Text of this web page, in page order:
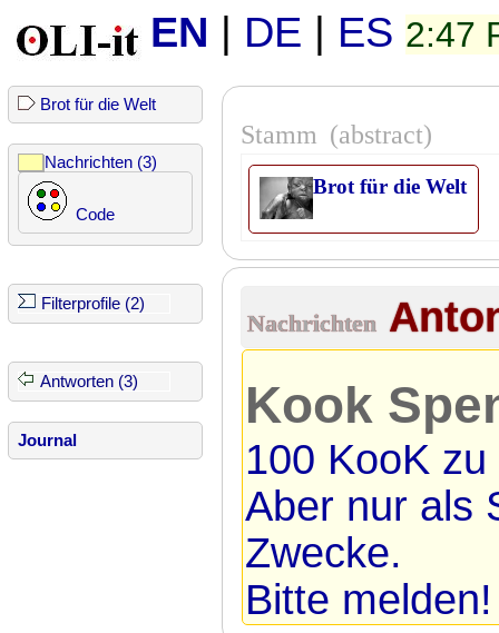
EN | DE | ES 2:47
Brot für die Welt
Nachrichten (3)
Code
Filterprofile (2)
Antworten (3)
Journal
Stamm (abstract)
Brot für die Welt
Nachrichten
Kook
100 KooK
Aber nur als
Zwecke.
Bitte melden!